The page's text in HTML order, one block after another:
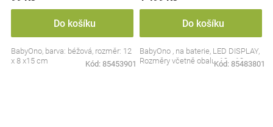
Do košíku
BabyOno, barva: béžová, rozměr: 12
x 8 x15 cm
Kód: 85453901
Do košíku
BabyOno , na baterie, LED DISPLAY,
Rozměry včetně obalu: 19 x 13 cm.
Kód: 85483801